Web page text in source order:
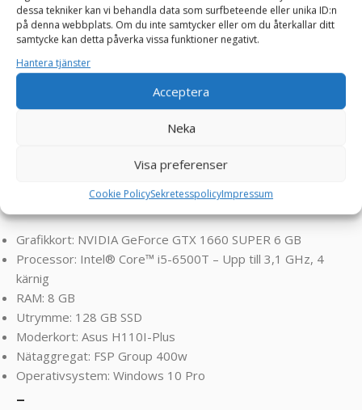
dessa tekniker kan vi behandla data som surfbeteende eller unika ID:n
på denna webbplats. Om du inte samtycker eller om du återkallar ditt
samtycke kan detta påverka vissa funktioner negativt.
Hantera tjänster
Acceptera
Neka
Visa preferenser
Cookie PolicySekretesspolicyImpressum
moderna spel på medelhög grafik och en stadigare
prestanda. Denna gamingdator är perfekt för dig som vill
ha en smidigare resa i spelvärlden utan att tömma
bankkontot.
Klarar spel som FarCry, RDR2, Assasin’s Creed, Valorant,
Rocket League, Roblox, Minecraft, GTA, League of
Battlefield, Left 4 Dead, Sims osv ! ! !
SPECIFIKATIONER:
Grafikkort: NVIDIA GeForce GTX 1660 SUPER 6 GB
Processor: Intel® Core™ i5-6500T – Upp till 3,1 GHz, 4
kärnig
RAM: 8 GB
Utrymme: 128 GB SSD
Moderkort: Asus H110I-Plus
Nätaggregat: FSP Group 400w
Operativsystem: Windows 10 Pro